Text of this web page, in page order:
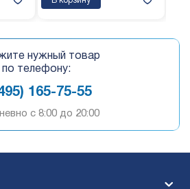
нужный товар
по телефону:
165-75-55
c 8:00 до 20:00